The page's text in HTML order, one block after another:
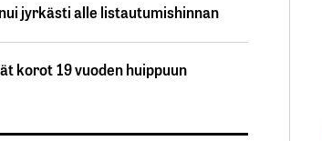
jyrkästi alle listautumishinnan
korot 19 vuoden huippuun